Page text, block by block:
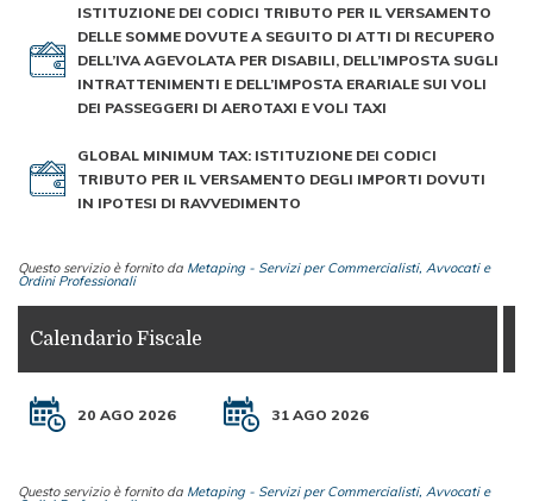
ISTITUZIONE DEI CODICI TRIBUTO PER IL VERSAMENTO
DELLE SOMME DOVUTE A SEGUITO DI ATTI DI RECUPERO
DELL’IVA AGEVOLATA PER DISABILI, DELL’IMPOSTA SUGLI
INTRATTENIMENTI E DELL’IMPOSTA ERARIALE SUI VOLI
DEI PASSEGGERI DI AEROTAXI E VOLI TAXI
GLOBAL MINIMUM TAX: ISTITUZIONE DEI CODICI
TRIBUTO PER IL VERSAMENTO DEGLI IMPORTI DOVUTI
IN IPOTESI DI RAVVEDIMENTO
Questo servizio è fornito da Metaping - Servizi per Commercialisti, Avvocati e
Ordini Professionali
Calendario Fiscale
20 AGO 2026 31 AGO 2026
Questo servizio è fornito da Metaping - Servizi per Commercialisti, Avvocati e